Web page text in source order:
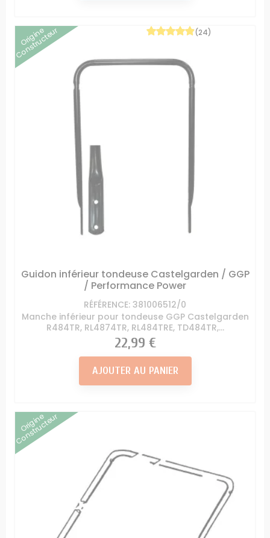
Origine
Constructeur
Guidon inférieur tondeuse Castelgarden / GGP
/ Performance Power
RÉFÉRENCE: 381006512/0
Manche inférieur pour tondeuse GGP Castelgarden
R484TR, RL4874TR, RL484TRE, TD484TR,...
(24)
Prix
22,99 €
AJOUTER AU PANIER
Origine
Constructeur